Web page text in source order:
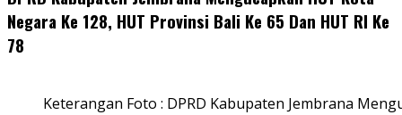
Negara Ke 128, HUT Provinsi Bali Ke 65 Dan HUT RI Ke
78
Keterangan Foto : DPRD Kabupaten Jembrana